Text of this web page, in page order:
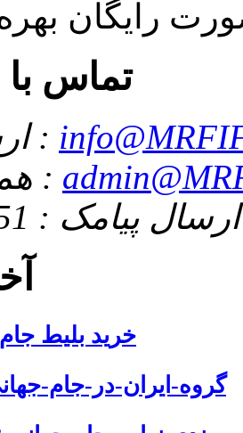
تماس با
ارسال ایمیل :
همکاری با ما :
ارسال پیامک : 5000100051
خرید بلیط
گروه-ایران-در-جام-جهانی-